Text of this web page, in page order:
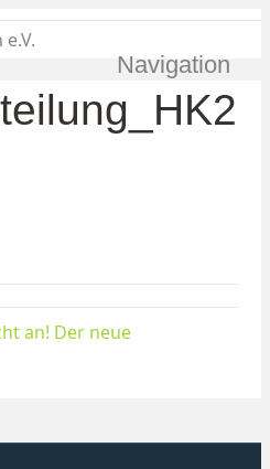
Navigation
an! Der neue